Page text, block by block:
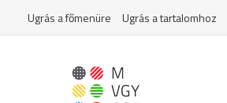
Ugrás a főmenüre Ugrás a tartalomhoz